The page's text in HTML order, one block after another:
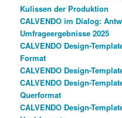
Kulissen der Produktion
CALVENDO im Dialog:
Umfrageergebnisse 2025
CALVENDO Design-
Format
CALVENDO Design-
CALVENDO Design-
Querformat
CALVENDO Design-